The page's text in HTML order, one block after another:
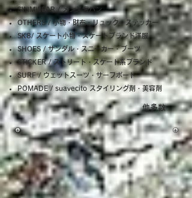
SWIMWEAR / メンズ海パン
OTHERS / 小物・財布・リュック・ステッカー
SK8/ スケート小物・スケートブランド洋服
SHOES / サンダル・スニーカー・ブーツ
STICKER / ストリート・スケート系ブランド
SURF / ウェットスーツ・サーフボード
POMADE / suavecito スタイリング剤・美容剤
​他多数